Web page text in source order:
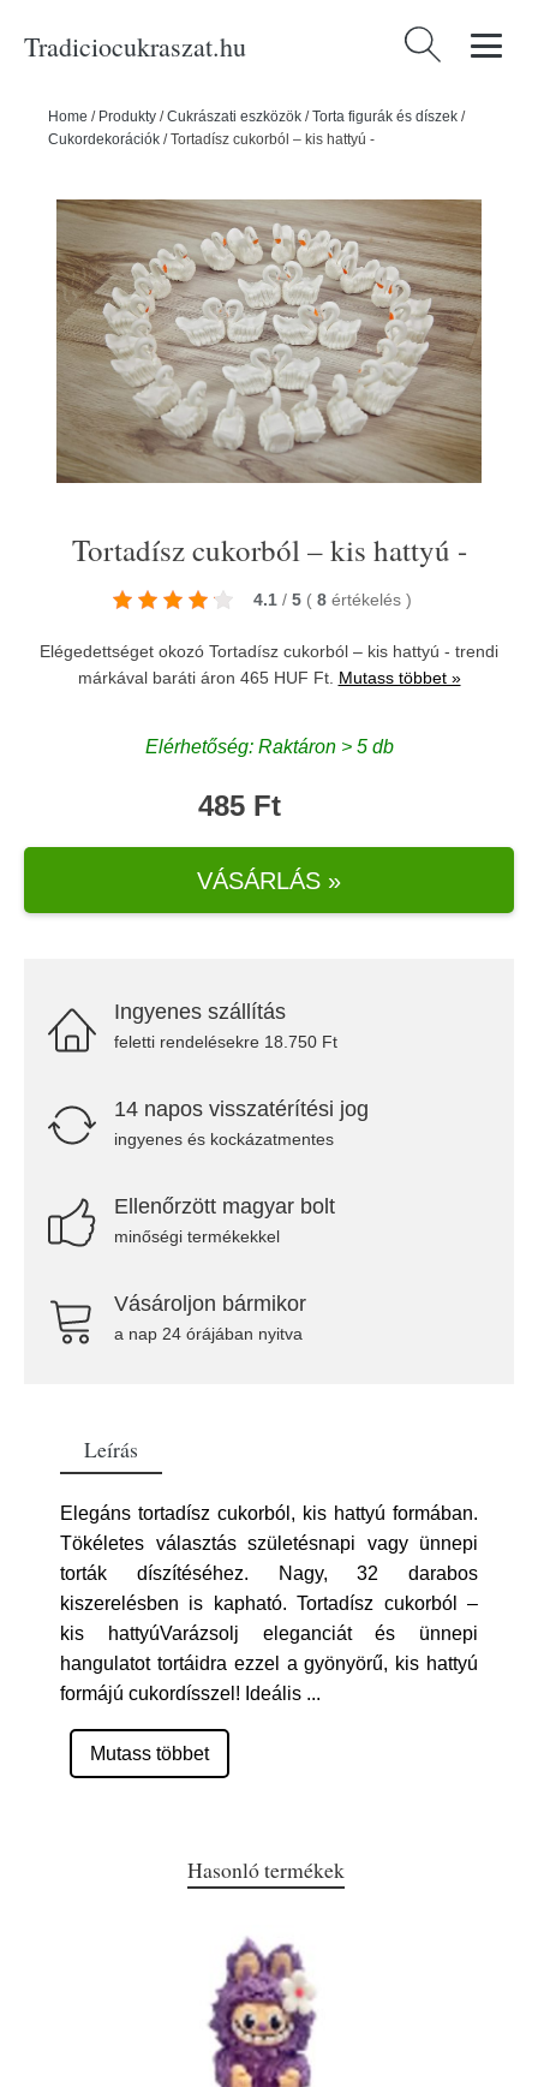
Tradiciocukraszat.hu Keresés:
Home / Produkty /Cukrászati eszközök /Torta figurák és díszek /
Cukordekorációk /Tortadísz cukorból – kis hattyú -
Tortadísz cukorból – kis hattyú -
4.1 / 5 ( 8 értékelés )
Elégedettséget okozó Tortadísz cukorból – kis hattyú - trendi
márkával baráti áron 465 HUF Ft. Mutass többet »
Elérhetőség: Raktáron > 5 db
485 Ft
VÁSÁRLÁS »
Ingyenes szállítás
feletti rendelésekre 18.750 Ft
14 napos visszatérítési jog
ingyenes és kockázatmentes
Ellenőrzött magyar bolt
minőségi termékekkel
Vásároljon bármikor
a nap 24 órájában nyitva
Leírás
Elegáns tortadísz cukorból, kis hattyú formában.
Tökéletes választás születésnapi vagy ünnepi
torták díszítéséhez. Nagy, 32 darabos
kiszerelésben is kapható. Tortadísz cukorból –
kis hattyúVarázsolj eleganciát és ünnepi
hangulatot tortáidra ezzel a gyönyörű, kis hattyú
formájú cukordísszel! Ideális ...
Mutass többet
Hasonló termékek